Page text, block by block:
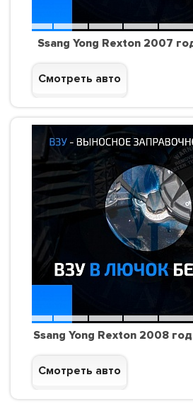
Ssang Yong Rexton 2007
Смотреть авто
Ssang Yong Rexton 2008
Смотреть авто